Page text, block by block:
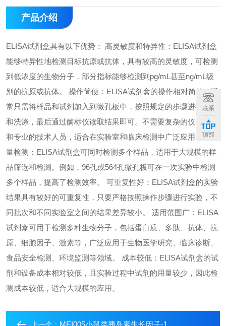
产品介绍
ELISA试剂盒具有以下优势： 高灵敏度和特异性：ELISA试剂盒
能够特异性地检测目标抗原或抗体，具有较高的灵敏度，可检测
到低浓度的生物分子，部分指标能够检测到pg/mL甚至ng/mL级
别的抗原或抗体。 操作简便：ELISA试剂盒的操作相对简单，通
常只需将样品和试剂加入到微孔板中，按照规定的步骤进行孵育
和洗涤，最后通过酶标仪读取结果即可。不需要复杂的仪器设备
和专业的技术人员，适合在实验室和临床检测中广泛应用。 高通
量检测：ELISA试剂盒可同时检测多个样品，适用于大规模的样
品筛选和检测。例如，96孔或564孔微孔板可在一次实验中检测
多个样品，提高了检测效率。 可重复性好：ELISA试剂盒的实验
结果具有较好的可重复性，只要严格按照操作步骤进行实验，不
同批次和不同实验室之间的结果差异较小。 适用范围广：ELISA
试剂盒可用于检测多种生物分子，包括蛋白质、多肽、抗体、抗
原、细胞因子、激素等，广泛应用于生物医学研究、临床诊断、
食品安全检测、环境监测等领域。 成本较低：ELISA试剂盒的试
剂和设备成本相对较低，且实验过程中试剂的用量较少，因此检
测成本较低，适合大规模的应用。
MEI005小鼠类胰岛素生长因子-1
联系
顶部